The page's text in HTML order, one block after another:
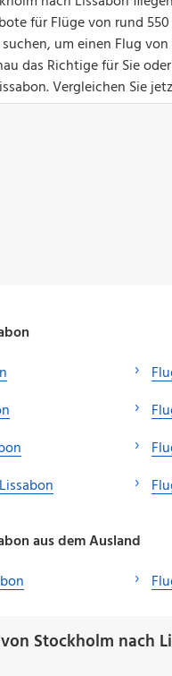
für Flüge von rund
um einen Flug
das Richtige für Sie
Vergleichen Sie
aus dem Ausland
Stockholm nach